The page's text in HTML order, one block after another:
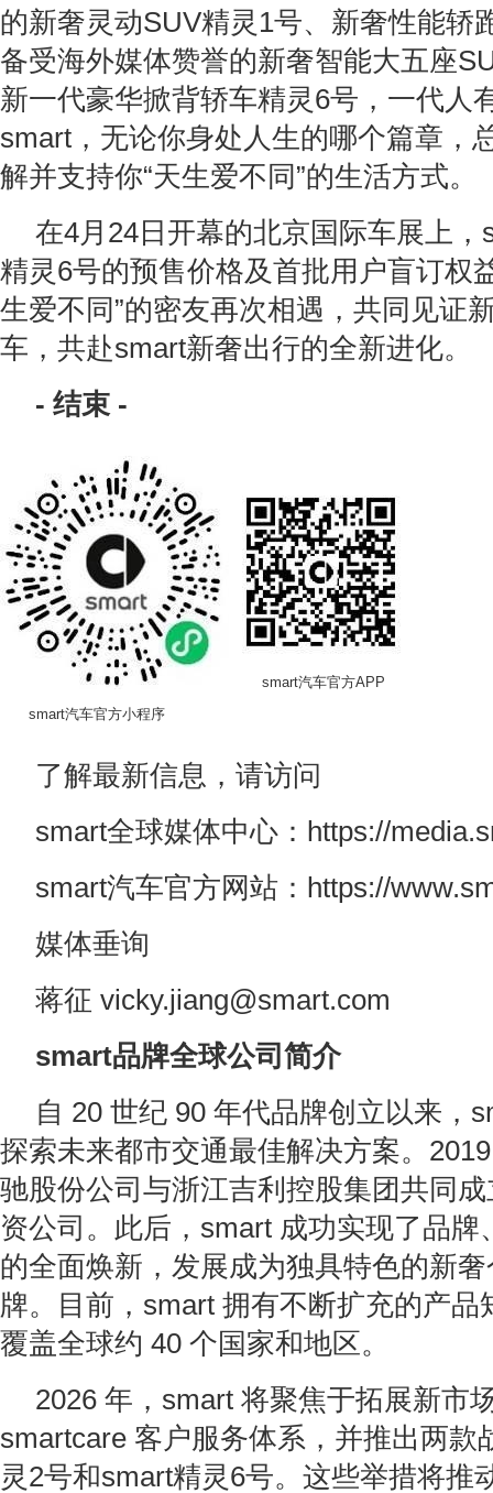
的新奢灵动SUV精灵1号、新奢性能轿
备受海外媒体赞誉的新奢智能大五座
新一代豪华掀背轿车精灵6号，一代人
smart，无论你身处人生的哪个篇章，
解并支持你“天生爱不同”的生活方式。
在4月24日开幕的北京国际车展上，
精灵6号的预售价格及首批用户盲订权
生爱不同”的密友再次相遇，共同见证
车，共赴smart新奢出行的全新进化。
- 结束 -
smart汽车官方小程序
smart汽车官方APP
了解最新信息，请访问
smart全球媒体中心：https://
smart汽车官方网站：https://
媒体垂询
蒋征 vicky.jiang@smart.com
smart品牌全球公司简介
自 20 世纪 90 年代品牌创立以来，
探索未来都市交通最佳解决方案。
驰股份公司与浙江吉利控股集团共同
资公司。此后，smart 成功实现了品牌
的全面焕新，发展成为独具特色的新
牌。目前，smart 拥有不断扩充的产品
覆盖全球约 40 个国家和地区。
2026 年，smart 将聚焦于拓展新市
smartcare 客户服务体系，并推出两款
灵2号和smart精灵6号。这些举措将推